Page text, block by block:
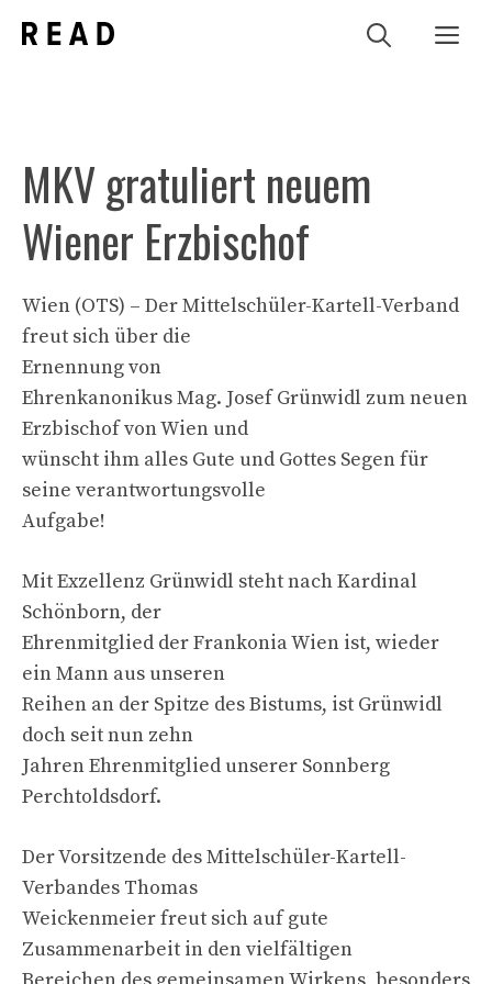
Inhalt
MKV gratuliert neuem
Wiener Erzbischof
Wien (OTS) – Der Mittelschüler-Kartell-Verband
freut sich über die
Ernennung von
Ehrenkanonikus Mag. Josef Grünwidl zum neuen
Erzbischof von Wien und
wünscht ihm alles Gute und Gottes Segen für
seine verantwortungsvolle
Aufgabe!
Mit Exzellenz Grünwidl steht nach Kardinal
Schönborn, der
Ehrenmitglied der Frankonia Wien ist, wieder
ein Mann aus unseren
Reihen an der Spitze des Bistums, ist Grünwidl
doch seit nun zehn
Jahren Ehrenmitglied unserer Sonnberg
Perchtoldsdorf.
Der Vorsitzende des Mittelschüler-Kartell-
Verbandes Thomas
Weickenmeier freut sich auf gute
Zusammenarbeit in den vielfältigen